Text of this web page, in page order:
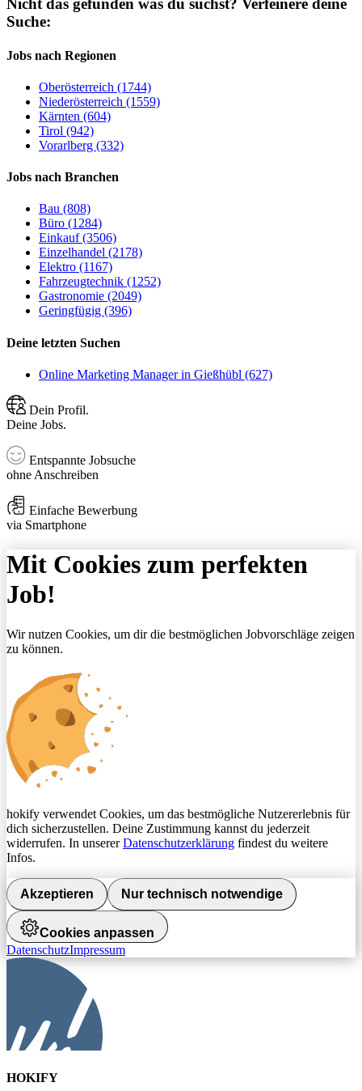
Nicht das gefunden was du suchst? Verfeinere deine
Suche:
Jobs nach Regionen
Oberösterreich (1744)
Niederösterreich (1559)
Kärnten (604)
Tirol (942)
Vorarlberg (332)
Jobs nach Branchen
Bau (808)
Büro (1284)
Einkauf (3506)
Einzelhandel (2178)
Elektro (1167)
Fahrzeugtechnik (1252)
Gastronomie (2049)
Geringfügig (396)
Deine letzten Suchen
Online Marketing Manager in Gießhübl (627)
Dein Profil.
Deine Jobs.
Entspannte Jobsuche
ohne Anschreiben
Einfache Bewerbung
via Smartphone
Mit Cookies zum perfekten
Job!
Wir nutzen Cookies, um dir die bestmöglichen Jobvorschläge zeigen
zu können.
hokify verwendet Cookies, um das bestmögliche Nutzererlebnis für
dich sicherzustellen. Deine Zustimmung kannst du jederzeit
widerrufen. In unsererDatenschutzerklärung findest du weitere
Infos.
Akzeptieren Nur technisch notwendige
Cookies anpassen
DatenschutzImpressum
HOKIFY